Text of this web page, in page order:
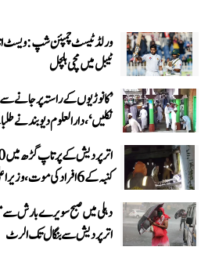
ورلڈ ٹیسٹ چمپئن شپ: ویسٹ
ٹیبل میں مچی ہلچل
’کانوڑیوں کے راستہ پر جانے
نکلیں‘، دارالعلوم دیوبند نے
کنبہ کے 6 افراد کی موت، وزیر اعلیٰ کا اظہارِ غم
دہلی میں صبح سویرے بارش سے
اترپردیش سے بنگال تک الرٹ